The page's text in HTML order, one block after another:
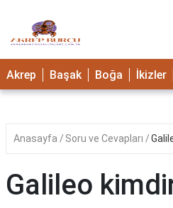
Akrep Başak Boğa İkizler
Anasayfa Soru ve Cevapları
Galileo